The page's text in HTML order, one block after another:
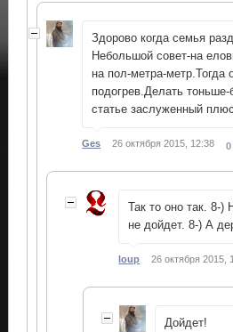
Здорово когда семья
Небольшой совет-на
на пол-метра-метр.Тогда
подогрев.Делать
статье заслуженный плюс.
Ges 26 октября 2015, 12:38 0
Так то оно так. 8-
не дойдет. 8-) А
loup 26 октября 2015,
Дойдет!